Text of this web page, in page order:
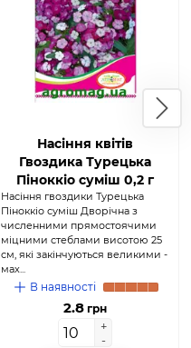
Насіння квітів
Гвоздика Турецька
Піноккіо суміш 0,2 г
(Агромаг)
Насіння гвоздики Турецька
Піноккіо суміш Дворічна з
численними прямостоячими
міцними стеблами висотою 25
см, які закінчуються великими -
мах...
В наявності
2.8 грн
+
-
+
-